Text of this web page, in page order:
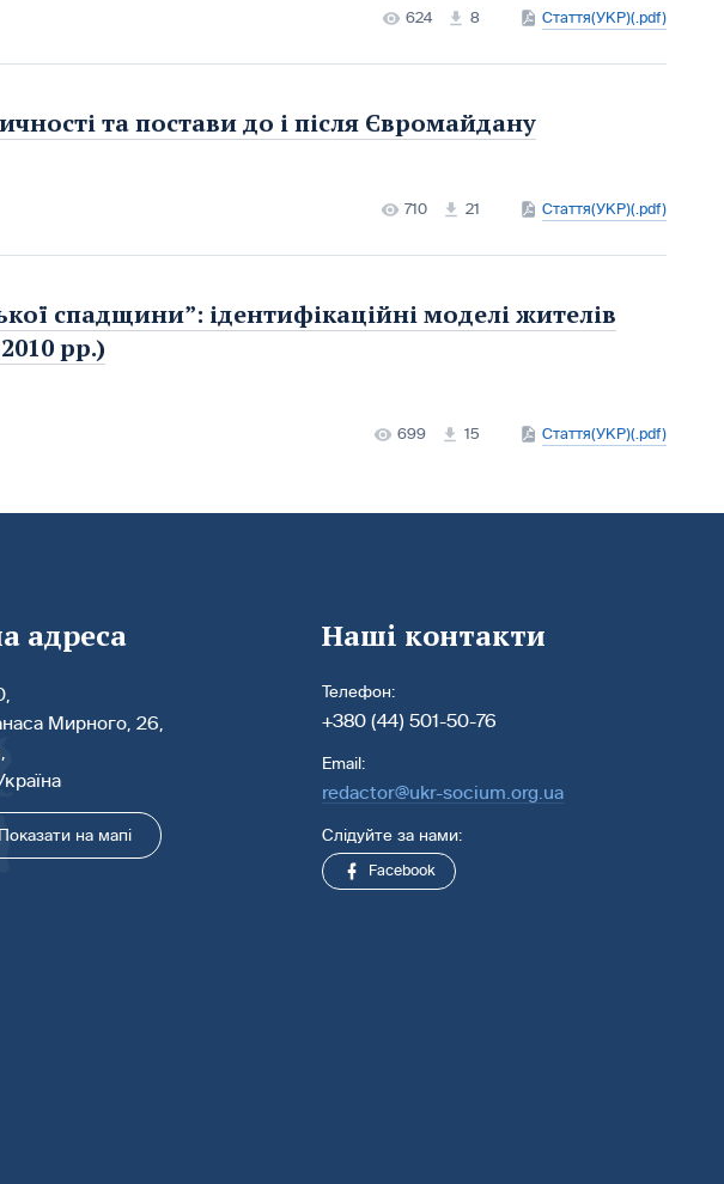
624 8 Стаття(УКР)(.pdf)
та постави до і після Євромайдану
710 21 Стаття(УКР)(.pdf)
спадщини”: ідентифікаційні моделі жителів
рр.)
699 15 Стаття(УКР)(.pdf)
адреса
Мирного, 26,
Показати на мапі
Наші контакти
Телефон:
+380 (44) 501-50-76
Email:
redactor@ukr-socium.org.ua
Слідуйте за нами:
Facebook